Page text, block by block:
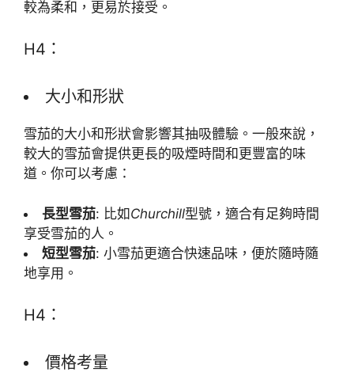
較為柔和，更易於接受。
H4：
大小和形狀
雪茄的大小和形狀會影響其抽吸體驗。一般來說，
較大的雪茄會提供更長的吸煙時間和更豐富的味
道。你可以考慮：
長型雪茄: 比如Churchill型號，適合有足夠時間
享受雪茄的人。
短型雪茄: 小雪茄更適合快速品味，便於隨時隨
地享用。
H4：
價格考量